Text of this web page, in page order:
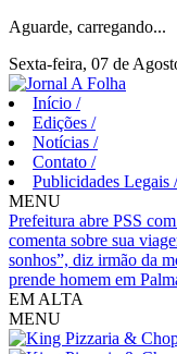
Aguarde, carregando...
Sexta-feira, 07 de
Início /
Edições /
Notícias /
Contato /
Publicidades Legais /
MENU
Prefeitura abre PSS
comenta sobre sua
sonhos”, diz irmão da
prende homem em
EM ALTA
MENU